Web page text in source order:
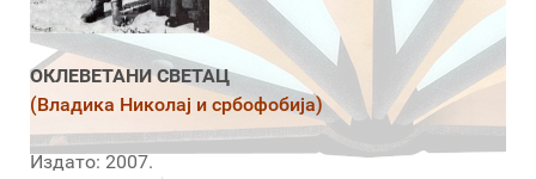
ОКЛЕВЕТАНИ СВЕТАЦ
(Владика Николај и србофобија)
Издато: 2007.